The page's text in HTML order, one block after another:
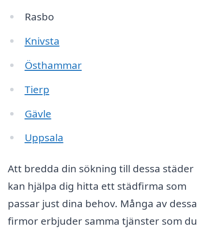
Rasbo
Knivsta
Östhammar
Tierp
Gävle
Uppsala
Att bredda din sökning till dessa städer
kan hjälpa dig hitta ett städfirma som
passar just dina behov. Många av dessa
firmor erbjuder samma tjänster som du